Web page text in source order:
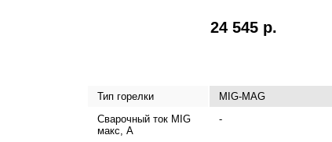
24 545 р.
Тип горелки MIG-MAG
Сварочный ток MIG
макс, А
-